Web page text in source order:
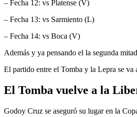
– Fecha 12: vs Platense (V)
– Fecha 13: vs Sarmiento (L)
– Fecha 14: vs Boca (V)
Además y ya pensando el la segunda
El partido entre el Tomba y la Lepra se
El Tomba vuelve a la
Godoy Cruz se aseguró su lugar en la